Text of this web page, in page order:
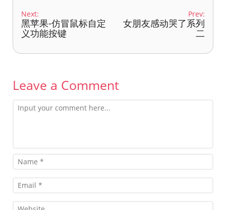
Next:
黑苹果-仿冒鼠标自定
义功能按键
Prev:
女朋友感动哭了系列
二
Leave a Comment